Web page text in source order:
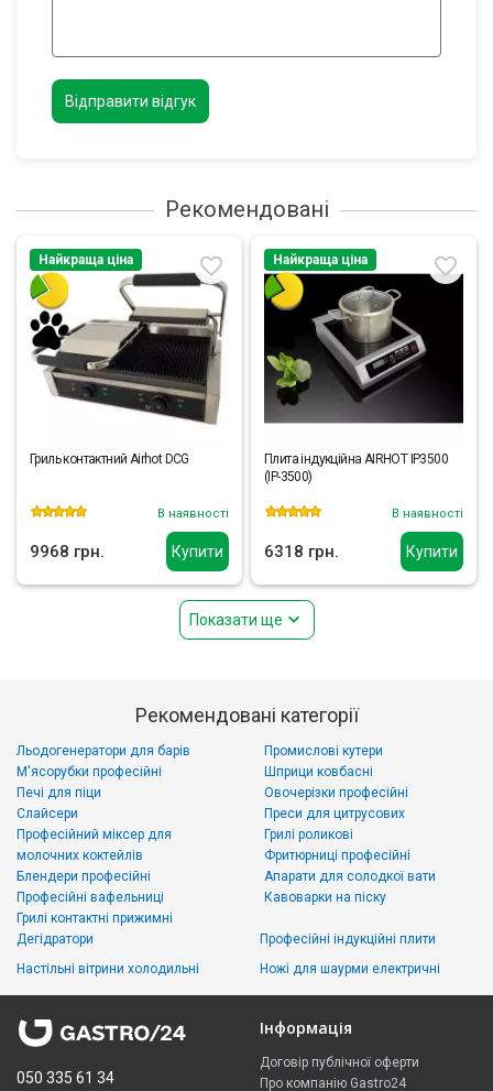
Відправити відгук
Рекомендовані
Купити
Найкраща ціна
Гриль контактний Airhot DCG
В наявності
9968 грн. Купити
Найкраща ціна
Плита індукційна AIRHOT IP3500
(IP-3500)
В наявності
6318 грн.
Показати ще
Рекомендовані категорії
Льодогенератори для барів
М'ясорубки професійні
Печі для піци
Слайсери
Промислові кутери
Шприци ковбасні
Овочерізки професійні
Преси для цитрусових
Професійний міксер для
молочних коктейлів
Блендери професійні
Професійні вафельниці
Грилі контактні прижимні
Грилі роликові
Фритюрниці професійні
Апарати для солодкої вати
Кавоварки на піску
Дегідратори
Настільні вітрини холодильні
Професійні індукційні плити
Ножі для шаурми електричні
050 335 61 34
Інформація
Договір публічної оферти
Про компанію Gastro24